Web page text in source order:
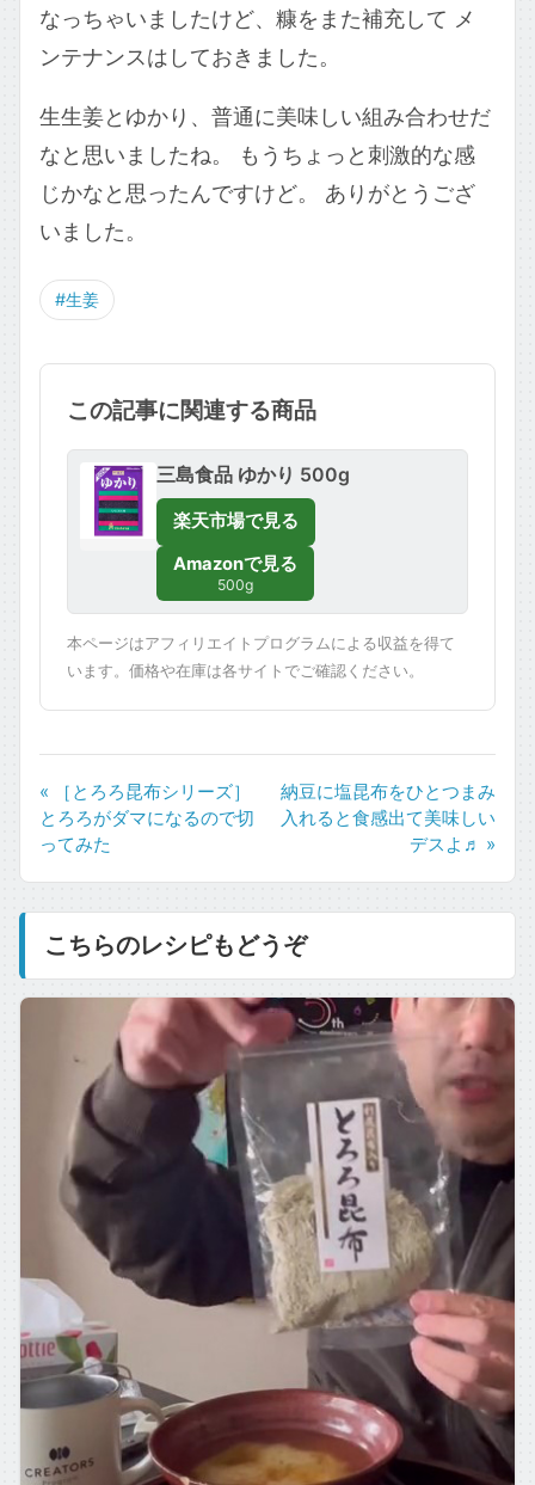
なっちゃいましたけど、糠をまた補充して メ
ンテナンスはしておきました。
生生姜とゆかり、普通に美味しい組み合わせだ
なと思いましたね。 もうちょっと刺激的な感
じかなと思ったんですけど。 ありがとうござ
いました。
#生姜
この記事に関連する商品
三島食品 ゆかり 500g
楽天市場で見る
Amazonで見る
500g
本ページはアフィリエイトプログラムによる収益を得て
います。価格や在庫は各サイトでご確認ください。
« ［とろろ昆布シリーズ］
とろろがダマになるので切
ってみた
納豆に塩昆布をひとつまみ
入れると食感出て美味しい
デスよ♬ »
こちらのレシピもどうぞ